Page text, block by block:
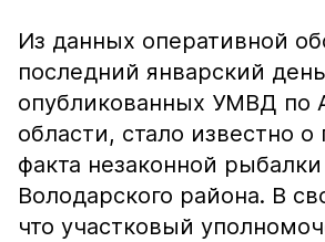
Из данных оперативной
последний январский
опубликованных УМВД по
области, стало известно
факта незаконной
Володарского района. В
что участковый